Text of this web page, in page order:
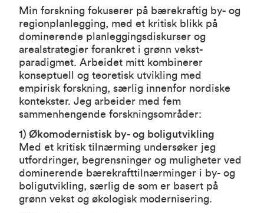
Min forskning fokuserer på bærekraftig by- og
regionplanlegging, med et kritisk blikk på
dominerende planleggingsdiskurser og
arealstrategier forankret i grønn vekst-
paradigmet. Arbeidet mitt kombinerer
konseptuell og teoretisk utvikling med
empirisk forskning, særlig innenfor nordiske
kontekster. Jeg arbeider med fem
sammenhengende forskningsområder:
1) Økomodernistisk by- og boligutvikling
Med et kritisk tilnærming undersøker jeg
utfordringer, begrensninger og muligheter ved
dominerende bærekrafttilnærminger i by- og
boligutvikling, særlig de som er basert på
grønn vekst og økologisk modernisering.